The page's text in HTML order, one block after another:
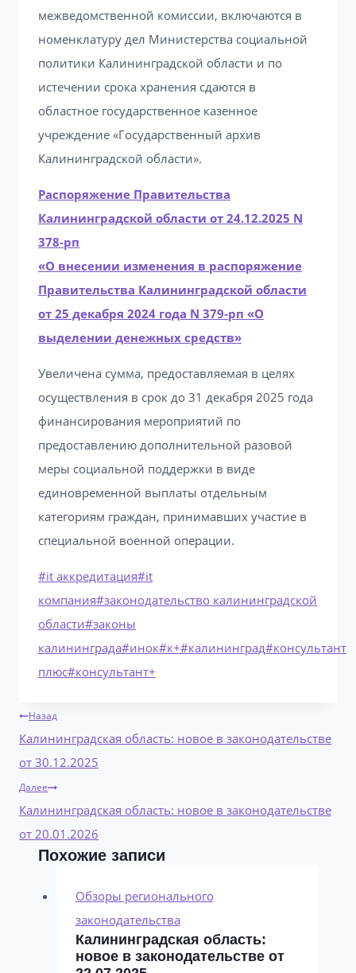
межведомственной комиссии, включаются в
номенклатуру дел Министерства социальной
политики Калининградской области и по
истечении срока хранения сдаются в
областное государственное казенное
учреждение «Государственный архив
Калининградской области».
Распоряжение Правительства
Калининградской области от 24.12.2025 N
378-рп
«О внесении изменения в распоряжение
Правительства Калининградской области
от 25 декабря 2024 года N 379-рп «О
выделении денежных средств»
Увеличена сумма, предоставляемая в целях
осуществления в срок до 31 декабря 2025 года
финансирования мероприятий по
предоставлению дополнительной разовой
меры социальной поддержки в виде
единовременной выплаты отдельным
категориям граждан, принимавших участие в
специальной военной операции.
Метки
записи:
#it аккредитация#it
компания#законодательство калининградской
области#законы
калининграда#инок#к+#калининград#консультант
плюс#консультант+
Навигация
по
записям
Назад
Калининградская область: новое в законодательстве
от 30.12.2025
Далее
Калининградская область: новое в законодательстве
от 20.01.2026
Похожие записи
Обзоры регионального
законодательства
Калининградская область:
новое в законодательстве от